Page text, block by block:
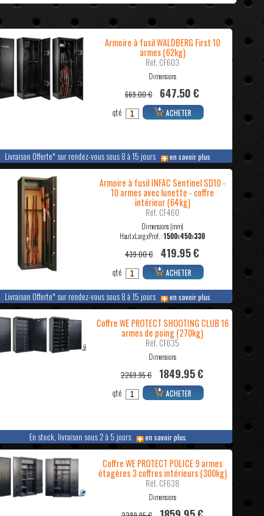
Livraison Offerte* sur rendez-vous sous 8 à 15 jours en savoir plus
Armoire à fusil WALDBERG First 10
armes (62kg)
Réf. CF603
Dimensions
669.00 € 647.50 €
qté ACHETER
Livraison Offerte* sur rendez-vous sous 8 à 15 jours en savoir plus
Armoire à fusil INFAC Sentinel SD10 -
10 armes avec lunette - coffre
intérieur (64kg)
Réf. CF460
Dimensions (mm)
Haut.xLarg.xProf. :1500x450x330
439.00 € 419.95 €
qté ACHETER
En stock, livraison sous 2 à 5 jours en savoir plus
Coffre WE PROTECT SHOOTING CLUB 16
armes de poing (270kg)
Réf. CF635
Dimensions
2269.95 € 1849.95 €
qté ACHETER
Coffre WE PROTECT POLICE 9 armes
étagères 3 coffres intérieurs (300kg)
Réf. CF638
Dimensions